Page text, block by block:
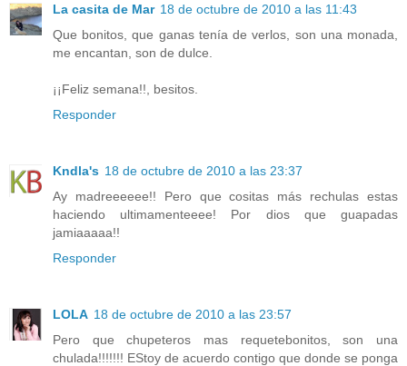
La casita de Mar 18 de octubre de 2010 a las 11:43
Que bonitos, que ganas tenía de verlos, son una monada,
me encantan, son de dulce.
¡¡Feliz semana!!, besitos.
Responder
Kndla's 18 de octubre de 2010 a las 23:37
Ay madreeeeee!! Pero que cositas más rechulas estas
haciendo ultimamenteeee! Por dios que guapadas
jamiaaaaa!!
Responder
LOLA 18 de octubre de 2010 a las 23:57
Pero que chupeteros mas requetebonitos, son una
chulada!!!!!!! EStoy de acuerdo contigo que donde se ponga